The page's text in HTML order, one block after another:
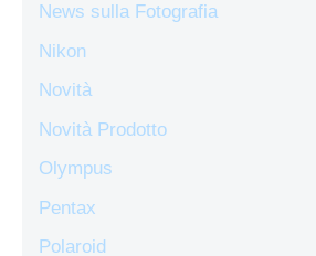
News sulla Fotografia
Nikon
Novità
Novità Prodotto
Olympus
Pentax
Polaroid